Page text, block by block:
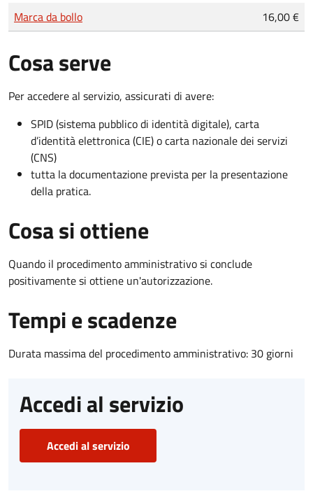
Tipo di pagamento
Importo
Marca da bollo 16,00 €
Cosa serve
Per accedere al servizio, assicurati di avere:
SPID (sistema pubblico di identità digitale), carta
d’identità elettronica (CIE) o carta nazionale dei servizi
(CNS)
tutta la documentazione prevista per la presentazione
della pratica.
Cosa si ottiene
Quando il procedimento amministrativo si conclude
positivamente si ottiene un'autorizzazione.
Tempi e scadenze
Durata massima del procedimento amministrativo: 30 giorni
Accedi al servizio
Accedi al servizio